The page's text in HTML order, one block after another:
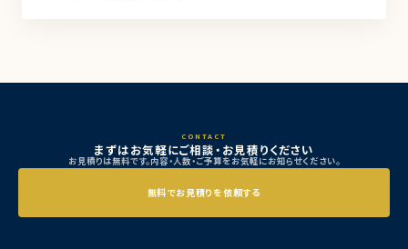
CONTACT
まずはお気軽にご相談・お見積りください
お見積りは無料です。内容・人数・ご予算をお気軽にお知らせください。
無料でお見積りを依頼する